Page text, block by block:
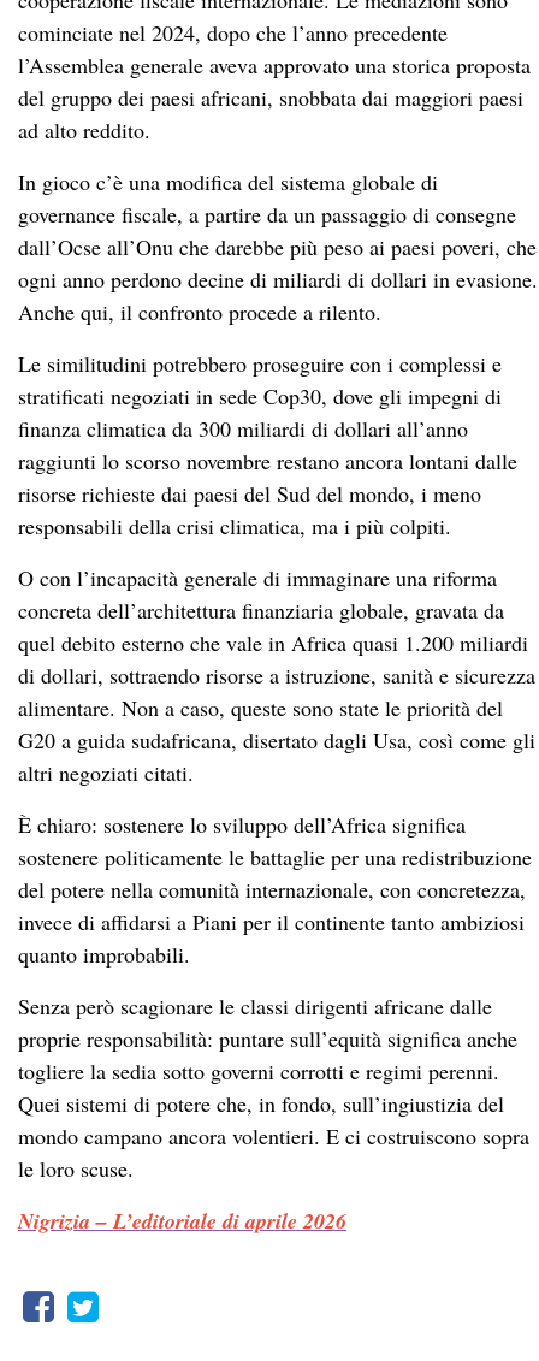
cominciate nel 2024, dopo che l’anno precedente
l’Assemblea generale aveva approvato una storica proposta
del gruppo dei paesi africani, snobbata dai maggiori paesi
ad alto reddito.
In gioco c’è una modifica del sistema globale di
governance fiscale, a partire da un passaggio di consegne
dall’Ocse all’Onu che darebbe più peso ai paesi poveri, che
ogni anno perdono decine di miliardi di dollari in evasione.
Anche qui, il confronto procede a rilento.
Le similitudini potrebbero proseguire con i complessi e
stratificati negoziati in sede Cop30, dove gli impegni di
finanza climatica da 300 miliardi di dollari all’anno
raggiunti lo scorso novembre restano ancora lontani dalle
risorse richieste dai paesi del Sud del mondo, i meno
responsabili della crisi climatica, ma i più colpiti.
O con l’incapacità generale di immaginare una riforma
concreta dell’architettura finanziaria globale, gravata da
quel debito esterno che vale in Africa quasi 1.200 miliardi
di dollari, sottraendo risorse a istruzione, sanità e sicurezza
alimentare. Non a caso, queste sono state le priorità del
G20 a guida sudafricana, disertato dagli Usa, così come gli
altri negoziati citati.
È chiaro: sostenere lo sviluppo dell’Africa significa
sostenere politicamente le battaglie per una redistribuzione
del potere nella comunità internazionale, con concretezza,
invece di affidarsi a Piani per il continente tanto ambiziosi
quanto improbabili.
Senza però scagionare le classi dirigenti africane dalle
proprie responsabilità: puntare sull’equità significa anche
togliere la sedia sotto governi corrotti e regimi perenni.
Quei sistemi di potere che, in fondo, sull’ingiustizia del
mondo campano ancora volentieri. E ci costruiscono sopra
le loro scuse.
Nigrizia – L’editoriale di aprile 2026